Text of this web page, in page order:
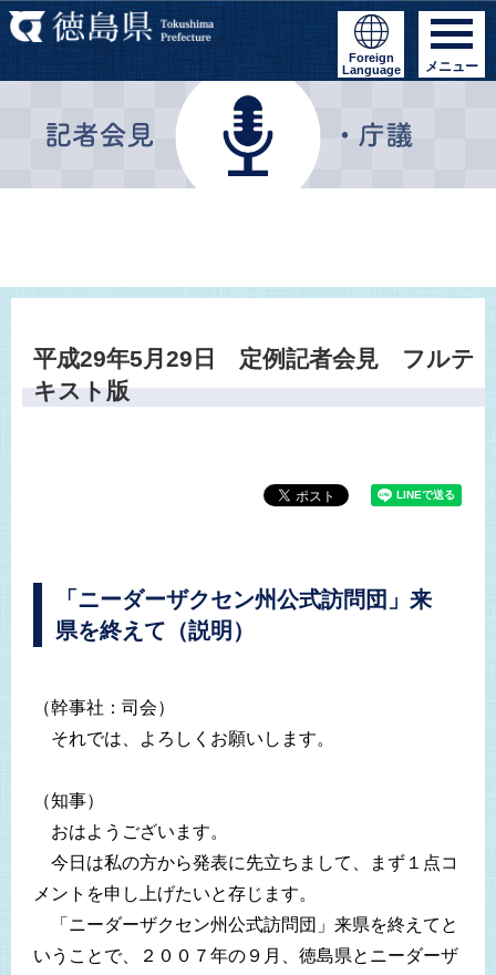
Foreign
Language
メニュー
平成29年5月29日 定例記者会見 フルテ
キスト版
「ニーダーザクセン州公式訪問団」来
県を終えて（説明）
（幹事社：司会）
それでは、よろしくお願いします。
（知事）
おはようございます。
今日は私の方から発表に先立ちまして、まず１点コ
メントを申し上げたいと存じます。
「ニーダーザクセン州公式訪問団」来県を終えてと
いうことで、２００７年の９月、徳島県とニーダーザ